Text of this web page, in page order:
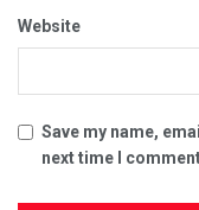
Website
Save my name,
next time I